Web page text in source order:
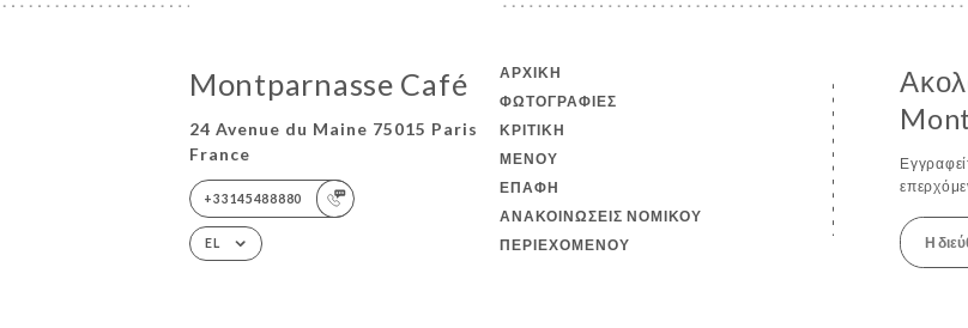
Montparnasse Café
24 Avenue du Maine 75015 Paris
France
+33145488880
EL
ΑΡΧΙΚΉ
ΦΩΤΟΓΡΑΦΊΕΣ
ΚΡΙΤΙΚΉ
ΜΕΝΟΎ
ΕΠΑΦΉ
ΑΝΑΚΟΙΝΏΣΕΙΣ ΝΟΜΙΚΟΎ
ΠΕΡΙΕΧΟΜΈΝΟΥ